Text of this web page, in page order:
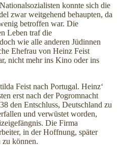
konnte sich die
zwar weitgehend behaupten, da
betroffen war. Die
Leben traf die
wie alle anderen Jüdinnen
Ehefrau von Heinz Feist
nicht mehr ins Kino oder ins
Feist nach Portugal. Heinz‘
erst nach der Pogromnacht
den Entschluss, Deutschland zu
und verwüstet worden,
Die Firma
in der Hoffnung, später
zu können.